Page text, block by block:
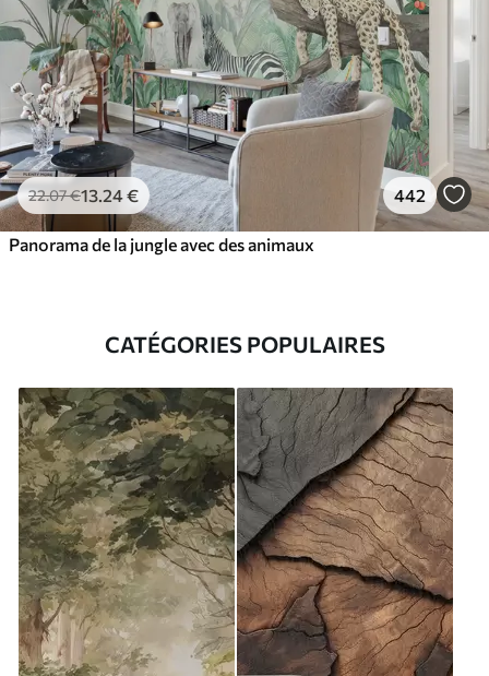
22.07€13 .24€ 442
Panorama de la jungle avec des animaux
CATÉGORIES POPULAIRES